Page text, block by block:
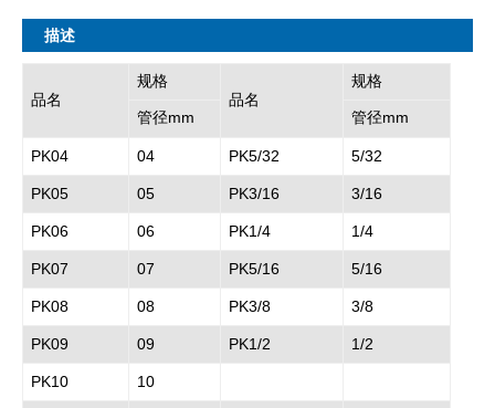
描述
品名
规格
品名
规格
管径mm 管径mm
PK04 04 PK5/32 5/32
PK05 05 PK3/16 3/16
PK06 06 PK1/4 1/4
PK07 07 PK5/16 5/16
PK08 08 PK3/8 3/8
PK09 09 PK1/2 1/2
PK10 10